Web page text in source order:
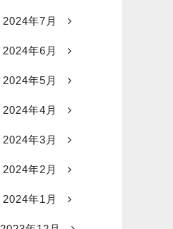
2024年7月
2024年6月
2024年5月
2024年4月
2024年3月
2024年2月
2024年1月